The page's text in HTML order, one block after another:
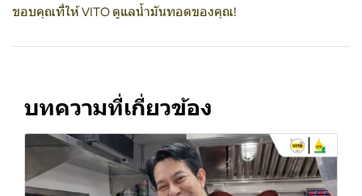
ขอบคุณที่ให้ VITO ดูแลน้ำมันทอดของคุณ!
บทความที่เกี่ยวข้อง